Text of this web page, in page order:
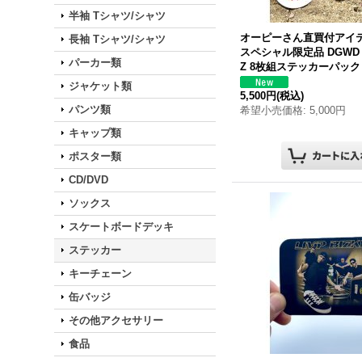
半袖 Tシャツ/シャツ
長袖 Tシャツ/シャツ
パーカー類
ジャケット類
パンツ類
キャップ類
ポスター類
CD/DVD
ソックス
スケートボードデッキ
ステッカー
キーチェーン
缶バッジ
その他アクセサリー
食品
オーピーさん直買付アイ
スペシャル限定品
Z 8枚組ステッカーパック
5,500円(税込)
希望小売価格: 5,000円